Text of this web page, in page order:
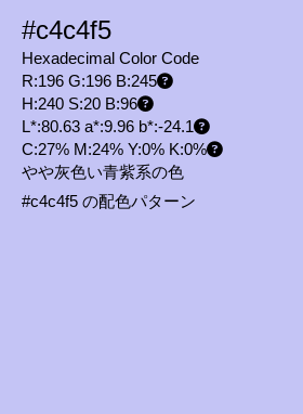
#c4c4f5
Hexadecimal Color Code
R:196 G:196 B:245
H:240 S:20 B:96
L*:80.63 a*:9.96 b*:-24.1
C:27% M:24% Y:0% K:0%
やや灰色い青紫系の色
#c4c4f5 の配色パターン